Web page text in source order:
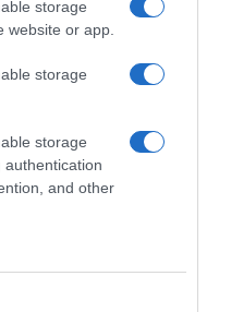
storage
website or app.
storage
storage
authentication
and other
που τις εκδίδουν”
στο
Google News
τις ειδήσεις